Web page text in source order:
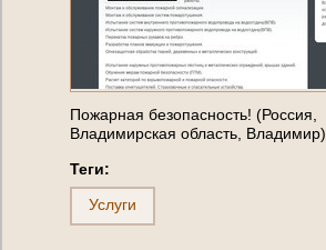
Пожарная безопасность! (Россия,
Владимирская область, Владимир)
Теги:
Услуги